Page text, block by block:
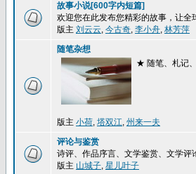
故事小说[600字内短篇]
欢迎您在此发布您精彩的故事，让
版主 刘云云, 今古奇, 李小舟, 林芳萍
随笔杂想
★ 随笔、札记
版主 小荷, 塔双江, 州来一夫
评论与鉴赏
诗评、作品序言、文学鉴赏、文学
版主 山城子, 星儿叶子